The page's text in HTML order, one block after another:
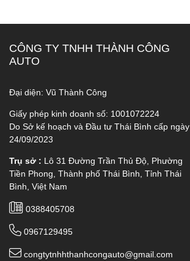
CÔNG TY TNHH THÀNH CÔNG
AUTO
Đại diện: Vũ Thành Công
Giấy phép kinh doanh số: 1001072224
Do Sở kế hoạch và Đầu tư Thái Bình cấp ngày
24/09/2023
Trụ sở : Lô 31 Đường Trần Thủ Độ, Phường
Tiền Phong, Thành phố Thái Bình, Tỉnh Thái
Bình, Việt Nam
0388405708
0967129495
congtytnhhthanhcongauto@gmail.com